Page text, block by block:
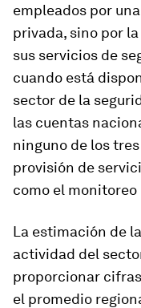
empleados por
privada, sino por
sus servicios de
cuando está
sector de la
las cuentas
ninguno de los
provisión de
como el
La estimación de
actividad del
proporcionar
el promedio